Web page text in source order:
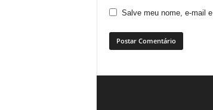
Salve meu nome, e-mail